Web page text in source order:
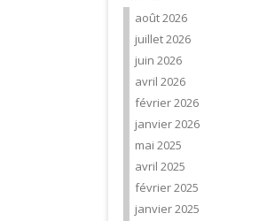
août 2026
juillet 2026
juin 2026
avril 2026
février 2026
janvier 2026
mai 2025
avril 2025
février 2025
janvier 2025